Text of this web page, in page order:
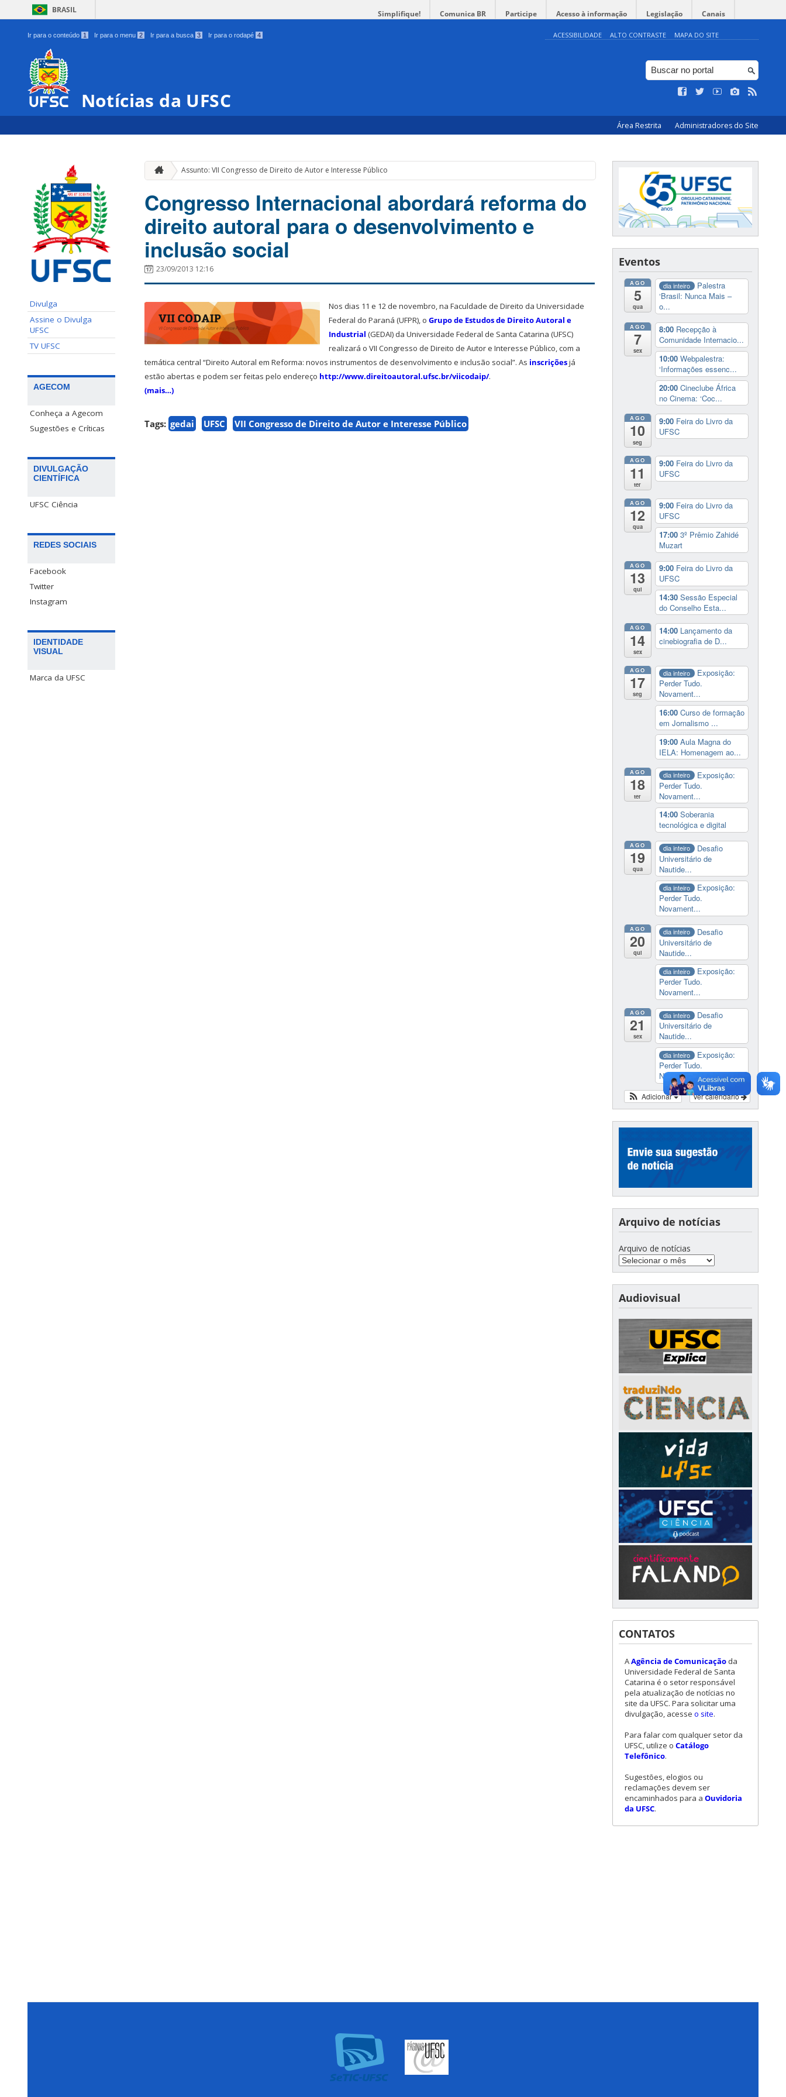
BRASIL Simplifique! Comunica BR Participe Acesso à informação Legislação Canais
Ir para o conteúdo 1 Ir para o menu 2 Ir para a busca 3 Ir para o rodapé 4 ACESSIBILIDADE ALTO CONTRASTE MAPA DO SITE
Notícias da UFSC
Área Restrita Administradores do Site
Divulga
Assine o Divulga
UFSC
TV UFSC
AGECOM
Conheça a Agecom
Sugestões e Críticas
DIVULGAÇÃO
CIENTÍFICA
UFSC Ciência
REDES SOCIAIS
Facebook
Twitter
Instagram
IDENTIDADE
VISUAL
Marca da UFSC
Assunto: VII Congresso de Direito de Autor e Interesse Público
Congresso Internacional abordará reforma do
direito autoral para o desenvolvimento e
inclusão social
23/09/2013 12:16
Nos dias 11 e 12 de novembro, na Faculdade de Direito da Universidade
Federal do Paraná (UFPR), o Grupo de Estudos de Direito Autoral e
Industrial (GEDAI) da Universidade Federal de Santa Catarina (UFSC)
realizará o VII Congresso de Direito de Autor e Interesse Público, com a
temática central “Direito Autoral em Reforma: novos instrumentos de desenvolvimento e inclusão social”. As inscriçõesjá
estão abertas e podem ser feitas pelo endereço http://www.direitoautoral.ufsc.br/viicodaip/.
(mais…)
Tags: gedai UFSC VII Congresso de Direito de Autor e Interesse Público
Eventos
AGO
5
qua
dia inteiro
Palestra
‘Brasil: Nunca Mais –
o...
AGO
7
sex
8:00 Recepção à
Comunidade Internacio...
10:00 Webpalestra:
‘Informações essenc...
20:00 Cineclube África
no Cinema: ‘Coc...
AGO
10
seg
9:00 Feira do Livro da
UFSC
AGO
11
ter
9:00 Feira do Livro da
UFSC
AGO
12
qua
9:00 Feira do Livro da
UFSC
17:00 3º Prêmio Zahidé
Muzart
AGO
13
qui
9:00 Feira do Livro da
UFSC
14:30 Sessão Especial
do Conselho Esta...
AGO
14
sex
14:00 Lançamento da
cinebiografia de D...
AGO
17
seg
dia inteiro
Exposição:
Perder Tudo.
Novament...
16:00 Curso de formação
em Jornalismo ...
19:00 Aula Magna do
IELA: Homenagem ao...
AGO
18
ter
dia inteiro
Exposição:
Perder Tudo.
Novament...
14:00 Soberania
tecnológica e digital
AGO
19
qua
dia inteiro
Desafio
Universitário de
Nautide...
dia inteiro
Exposição:
Perder Tudo.
Novament...
AGO
20
qui
dia inteiro
Desafio
Universitário de
Nautide...
dia inteiro
Exposição:
Perder Tudo.
Novament...
AGO
21
sex
dia inteiro
Desafio
Universitário de
Nautide...
dia inteiro
Exposição:
Perder Tudo.
Novament...
Ver calendário
Adicionar
Arquivo de notícias
Arquivo de notícias
Audiovisual
CONTATOS
AAgência de Comunicação da
Universidade Federal de Santa
Catarina é o setor responsável
pela atualização de notícias no
site da UFSC. Para solicitar uma
divulgação, acesse o site.
Para falar com qualquer setor da
UFSC, utilize o Catálogo
Telefônico.
Sugestões, elogios ou
reclamações devem ser
encaminhados para a Ouvidoria
da UFSC.